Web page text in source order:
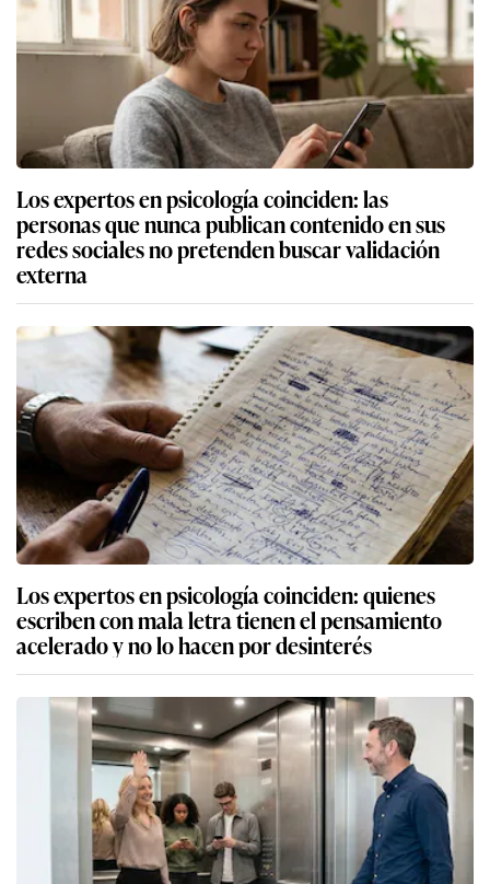
Los expertos en psicología coinciden: las
personas que nunca publican contenido en sus
redes sociales no pretenden buscar validación
externa
Los expertos en psicología coinciden: quienes
escriben con mala letra tienen el pensamiento
acelerado y no lo hacen por desinterés